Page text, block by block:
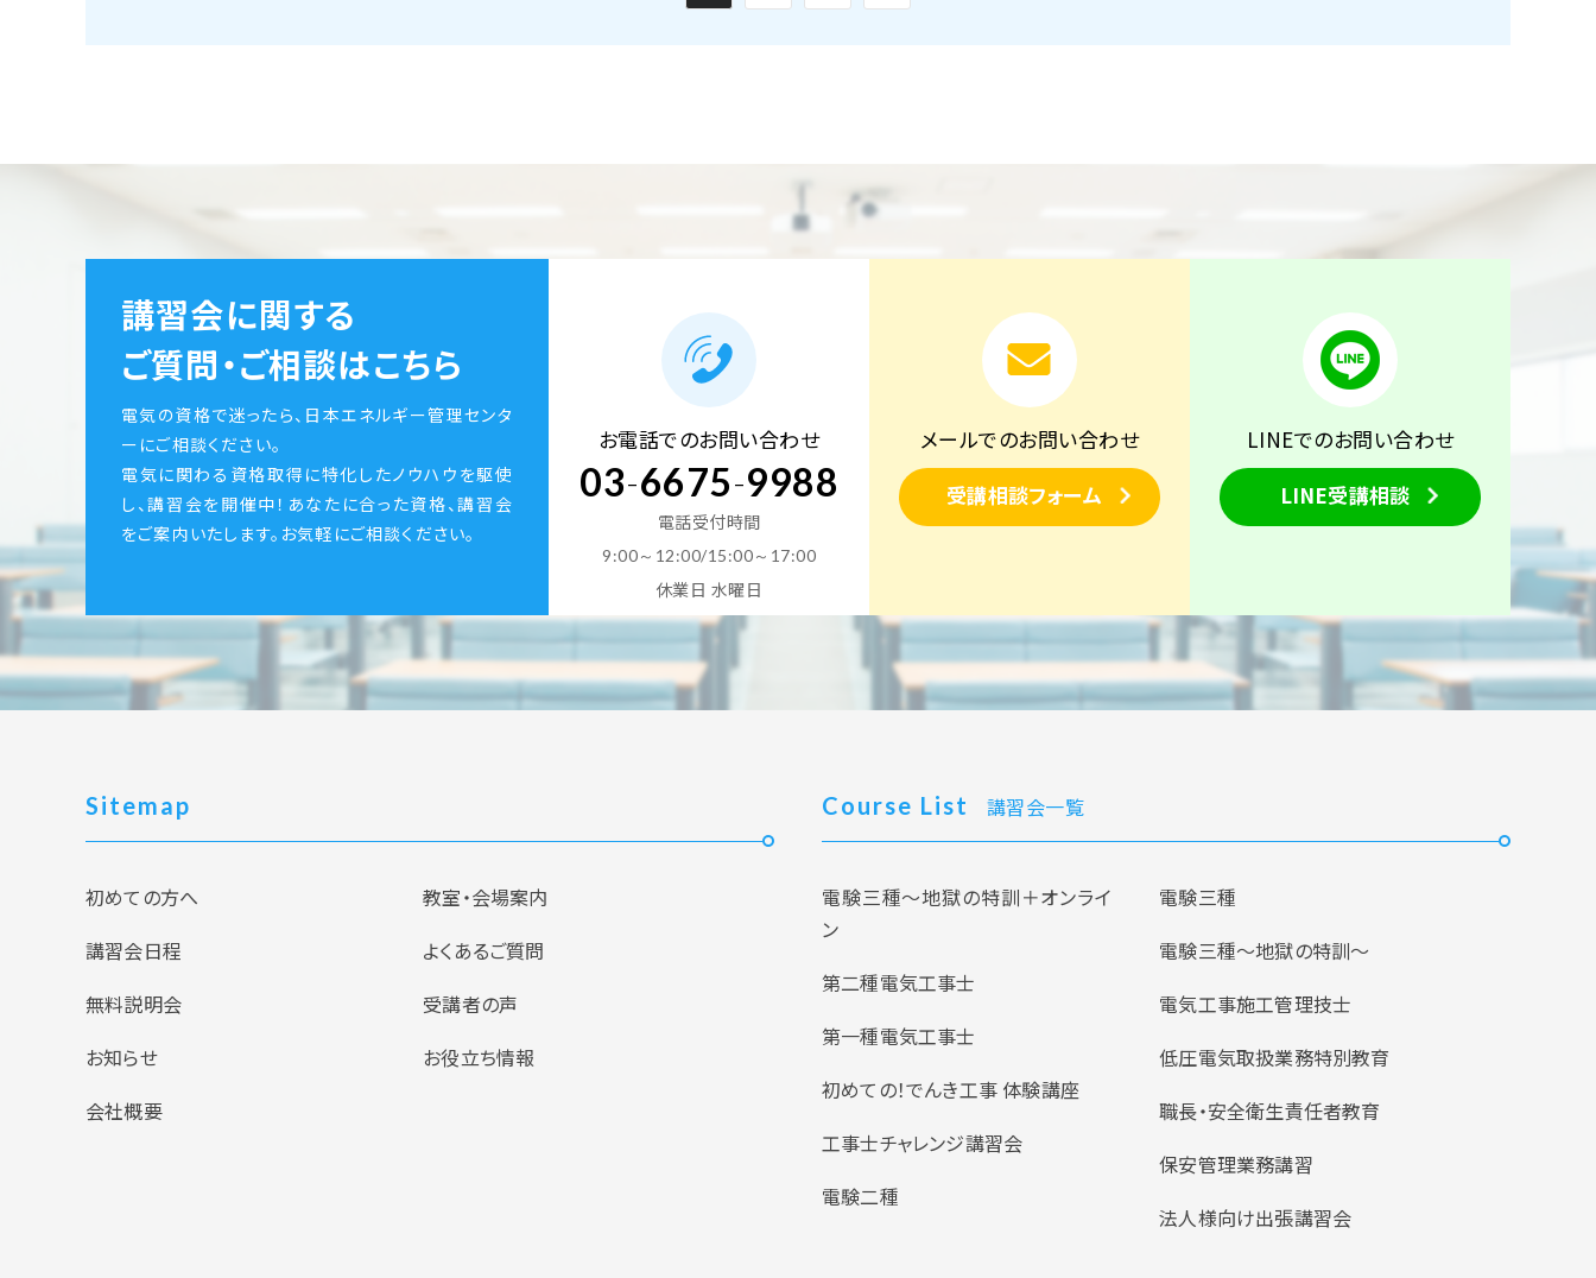
講習会に関する
ご質問・ご相談はこちら
電気の資格で迷ったら、日本エネルギー管理センタ
ーにご相談ください。
電気に関わる資格取得に特化したノウハウを駆使
し、講習会を開催中！あなたに合った資格、講習会
をご案内いたします。お気軽にご相談ください。
お電話でのお問い合わせ
03-6675-9988
電話受付時間
9:00～12:00/15:00～17:00
休業日 水曜日
メールでのお問い合わせ
受講相談フォーム
LINEでのお問い合わせ
LINE受講相談
Sitemap
初めての方へ
教室・会場案内
講習会日程
よくあるご質問
無料説明会
受講者の声
お知らせ
お役立ち情報
会社概要
Course List 講習会一覧
電験三種～地獄の特訓＋オンライ
ン
第二種電気工事士
第一種電気工事士
初めての！でんき工事 体験講座
工事士チャレンジ講習会
電験二種
電験三種
電験三種〜地獄の特訓〜
電気工事施工管理技士
低圧電気取扱業務特別教育
職長・安全衛生責任者教育
保安管理業務講習
法人様向け出張講習会